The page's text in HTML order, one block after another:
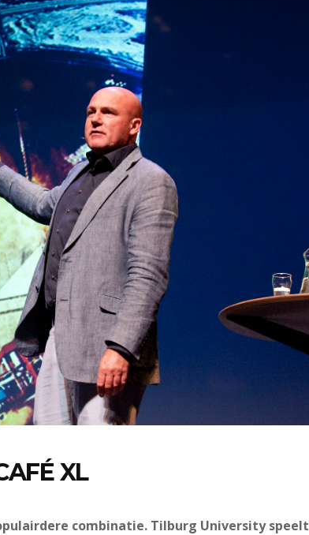
XL
combinatie. Tilburg University speelt